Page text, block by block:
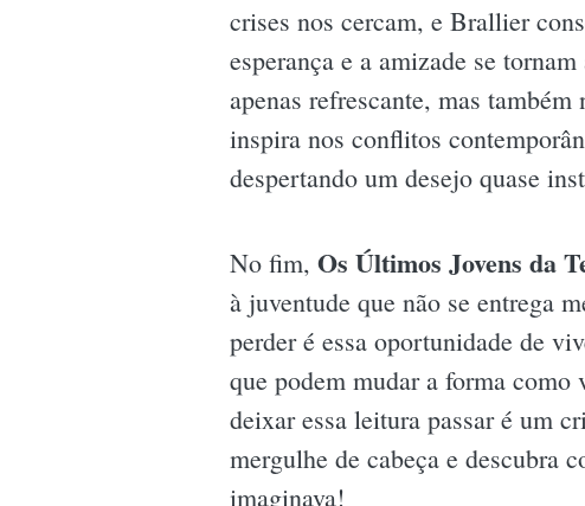
crises nos cercam, e Brallier
esperança e a amizade se
apenas refrescante, mas
inspira nos conflitos
despertando um desejo quase
No fim, Os Últimos Jovens da
à juventude que não se entrega
perder é essa oportunidade de
que podem mudar a forma como
deixar essa leitura passar é um
mergulhe de cabeça e descubra
imaginava!